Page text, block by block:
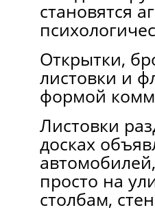
становятся
Открытки,
листовки и
формой
Листовки
досках
просто на
столбам,